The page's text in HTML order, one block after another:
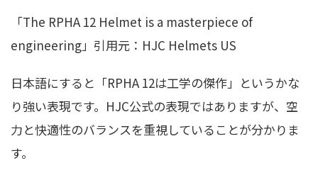
「The RPHA 12 Helmet is a masterpiece of
engineering」引用元：HJC Helmets US
日本語にすると「RPHA 12は工学の傑作」というかな
り強い表現です。HJC公式の表現ではありますが、空
力と快適性のバランスを重視していることが分かりま
す。